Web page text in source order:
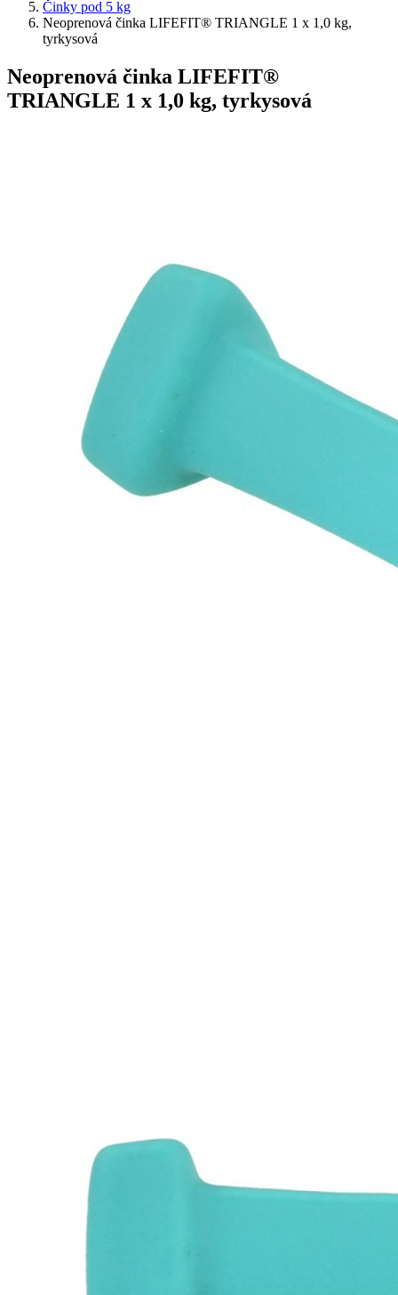
Činky pod 5 kg
Neoprenová činka LIFEFIT® TRIANGLE 1 x 1,0 kg,
tyrkysová
Neoprenová činka LIFEFIT®
TRIANGLE 1 x 1,0 kg, tyrkysová